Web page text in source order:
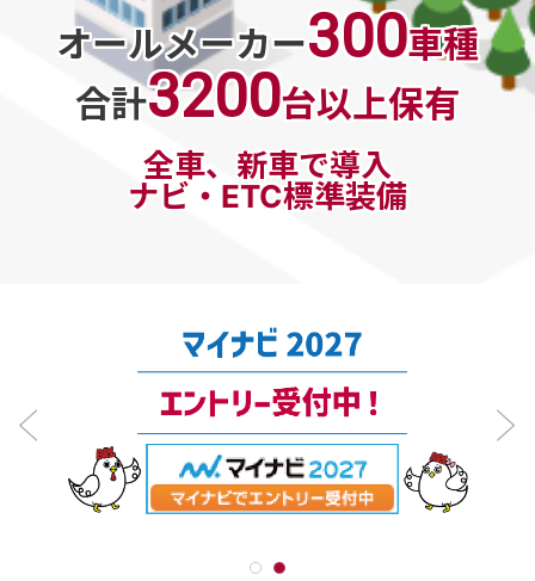
オールメーカー300車種
合計3200台以上保有
全車、新車で導入
ナビ・ETC標準装備